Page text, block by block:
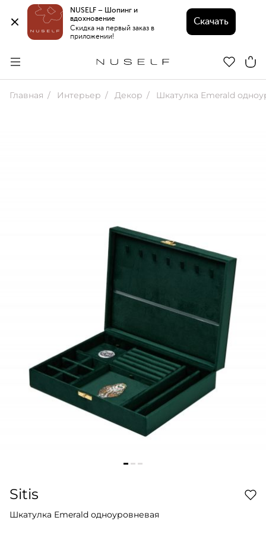
NUSELF – Шопинг и
вдохновение
Скидка на первый заказ в
приложении!
Скачать
Главная Интерьер Декор Шкатулка Emerald
Sitis
Шкатулка Emerald одноуровневая